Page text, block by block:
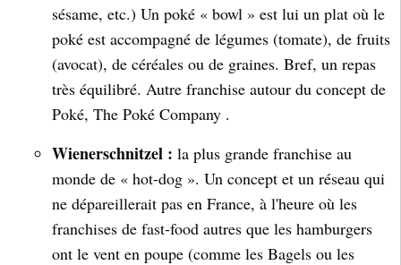
sésame, etc.) Un poké « bowl » est lui un plat où le
poké est accompagné de légumes (tomate), de fruits
(avocat), de céréales ou de graines. Bref, un repas
très équilibré. Autre franchise autour du concept de
Poké, The Poké Company .
Wienerschnitzel : la plus grande franchise au
monde de « hot-dog ». Un concept et un réseau qui
ne dépareillerait pas en France, à l'heure où les
franchises de fast-food autres que les hamburgers
ont le vent en poupe (comme les Bagels ou les